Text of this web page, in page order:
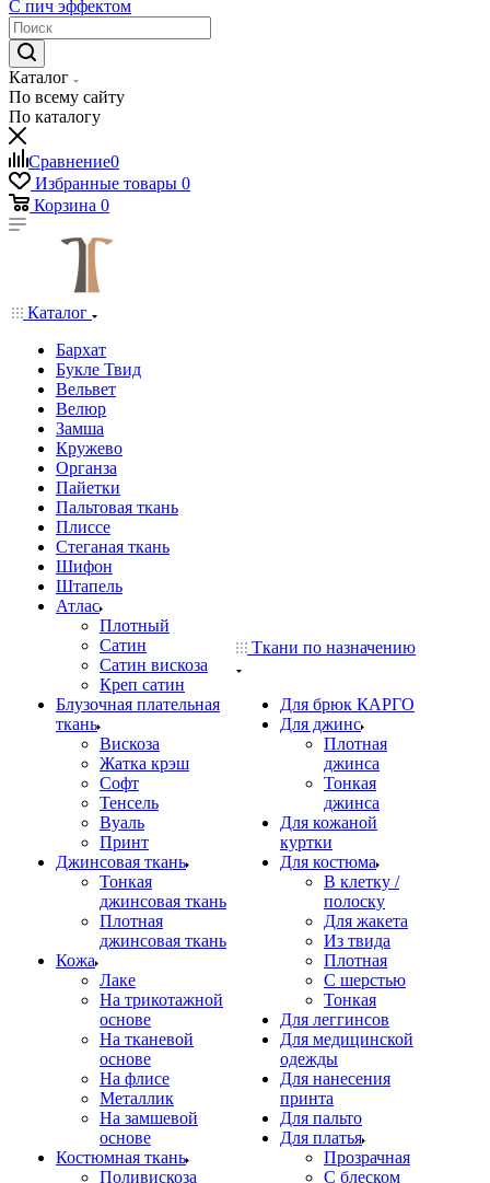
С пич эффектом
Каталог
По всему сайту
По каталогу
Сравнение0
Избранные товары 0
Корзина 0
Каталог
Бархат
Букле Твид
Вельвет
Велюр
Замша
Кружево
Органза
Пайетки
Пальтовая ткань
Плиссе
Стеганая ткань
Шифон
Штапель
Атлас
Плотный
Сатин
Сатин вискоза
Креп сатин
Блузочная плательная
ткань
Вискоза
Жатка крэш
Софт
Тенсель
Вуаль
Принт
Джинсовая ткань
Тонкая
джинсовая ткань
Плотная
джинсовая ткань
Кожа
Лаке
На трикотажной
основе
На тканевой
основе
На флисе
Металлик
На замшевой
основе
Костюмная ткань
Поливискоза
Ткани по назначению
Для брюк КАРГО
Для джинс
Плотная
джинса
Тонкая
джинса
Для кожаной
куртки
Для костюма
В клетку /
полоску
Для жакета
Из твида
Плотная
С шерстью
Тонкая
Для леггинсов
Для медицинской
одежды
Для нанесения
принта
Для пальто
Для платья
Прозрачная
С блеском